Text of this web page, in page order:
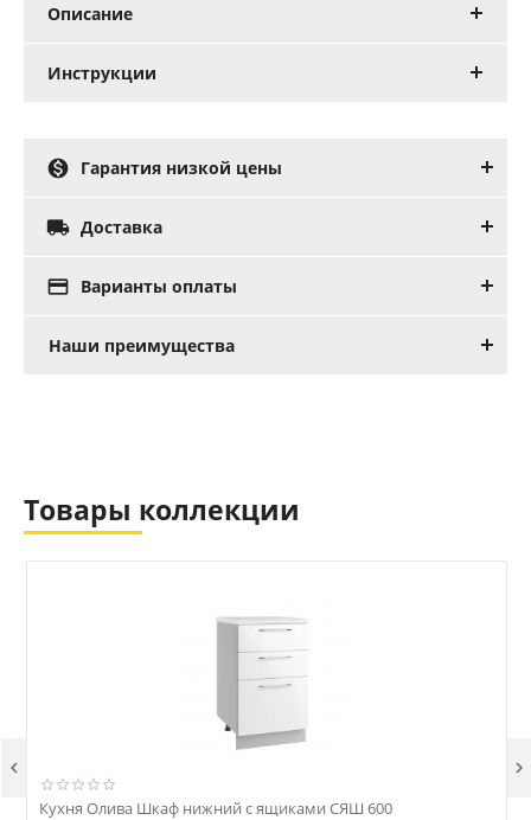
Описание
Инструкции
 Гарантия низкой цены
 Доставка
 Варианты оплаты
Наши преимущества
Товары коллекции
Кухня Олива Шкаф нижний с ящиками СЯШ 600
 